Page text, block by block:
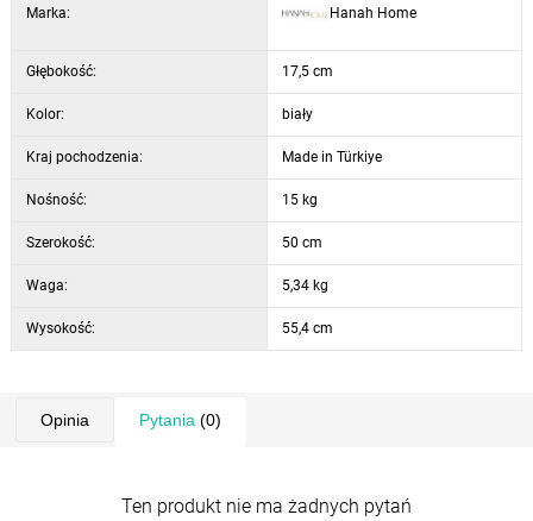
Kolor: biały
Marka: Hanah Home
Głębokość: 17,5 cm
Kolor: biały
Kraj pochodzenia: Made in Türkiye
Nośność: 15 kg
Szerokość: 50 cm
Waga: 5,34 kg
Wysokość: 55,4 cm
Opinia Pytania (0)
Ten produkt nie ma żadnych pytań